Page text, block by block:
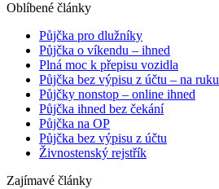
Oblíbené články
Půjčka pro dlužníky
Půjčka o víkendu – ihned
Plná moc k přepisu vozidla
Půjčka bez výpisu z účtu – na ruku
Půjčky nonstop – online ihned
Půjčka ihned bez čekání
Půjčka na OP
Půjčka bez výpisu z účtu
Živnostenský rejstřík
Zajímavé články